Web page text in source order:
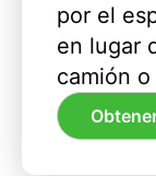
por el
en lugar
camión